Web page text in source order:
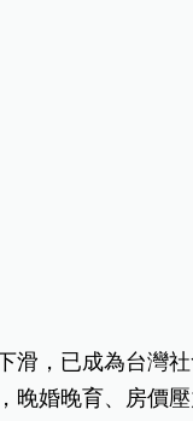
滑，已成為台灣
晚婚晚育、房價